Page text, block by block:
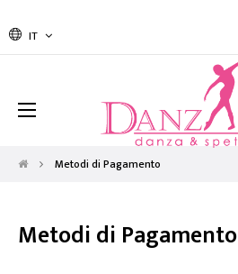
IT
navigazione
Toggle
☰
Metodi di Pagamento
Metodi di Pagamento